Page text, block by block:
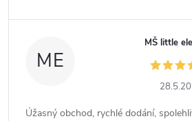
ME
MŠ little
Úžasný obchod, rychlé dodání,